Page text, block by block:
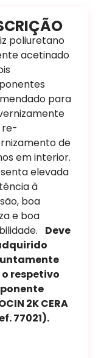
poliuretano
acetinado
para
de
em interior.
elevada
à
boa
e boa
Deve
respetivo
2K CERA
77021).